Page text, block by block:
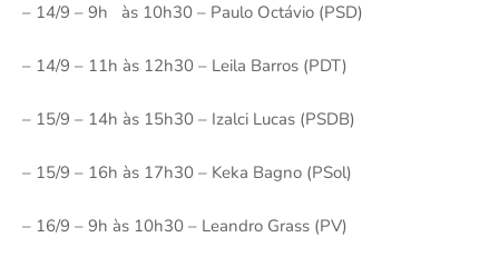
– 14/9 – 9h às 10h30 – Paulo Octávio (PSD)
– 14/9 – 11h às 12h30 – Leila Barros (PDT)
– 15/9 – 14h às 15h30 – Izalci Lucas (PSDB)
– 15/9 – 16h às 17h30 – Keka Bagno (PSol)
– 16/9 – 9h às 10h30 – Leandro Grass (PV)